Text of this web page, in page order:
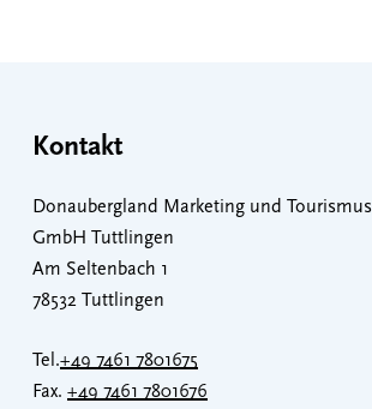
Kontakt
Donaubergland Marketing und Tourismus
GmbH Tuttlingen
Am Seltenbach 1
78532 Tuttlingen
Tel.+49 7461 7801675
Fax. +49 7461 7801676